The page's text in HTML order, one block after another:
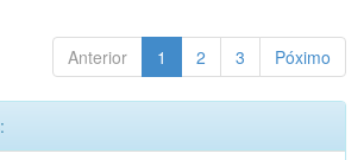
Anterior 1 2 3 Póximo